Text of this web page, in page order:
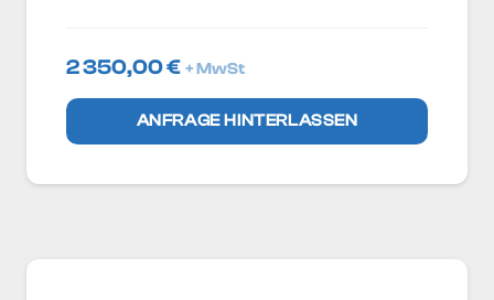
2 350,00€ + MwSt
ANFRAGE HINTERLASSEN